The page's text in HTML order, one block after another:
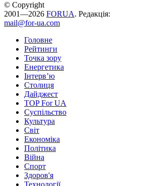
© Copyright
2001—2026 FORUA. Редакція:
mail@for-ua.com
Головне
Рейтинги
Точка зору
Енергетика
Інтерв’ю
Столиця
Дайджест
TOP For UA
Суспiльство
Культура
Світ
Економіка
Політика
Війна
Спорт
Здоров'я